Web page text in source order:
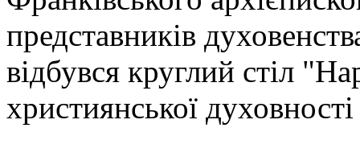
представників
відбувся круглий стіл
християнської